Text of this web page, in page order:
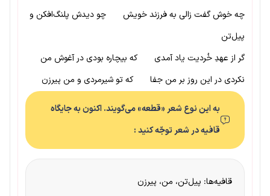
چه خوش گفت زالی به فرزند خویش چو دیدش پلنگ‌افکن و
پیل‌تن
گر از عهدِ خُردیت یاد آمدی که بیچاره بودی در آغوش من
نکردی در این روز بر من جفا که تو شیرمردی و من پیرزن
به این نوع شعر «قطعه» می‌گویند. اکنون به جایگاه
قافیه در شعر توجّه کنید :
قافیه‌ها: پیل‌تن، من، پیرزن